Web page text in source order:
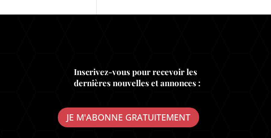
Inscrivez-vous pour recevoir les
dernières nouvelles et annonces :
JE M'ABONNE GRATUITEMENT